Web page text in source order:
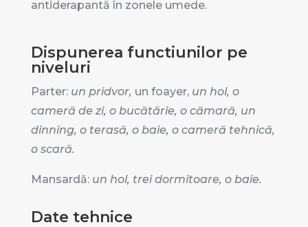
antiderapantă în zonele umede.
Dispunerea functiunilor pe
niveluri
Parter: un pridvor, un foayer, un hol, o
cameră de zi, o bucătărie, o cămară, un
dinning, o terasă, o baie, o cameră tehnică,
o scară.
Mansardă: un hol, trei dormitoare, o baie.
Date tehnice